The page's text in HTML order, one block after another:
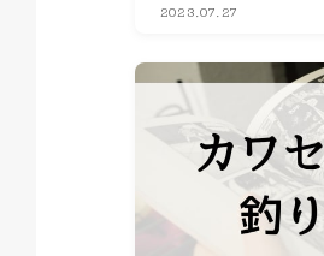
信サービスのサブス
2023.07.27